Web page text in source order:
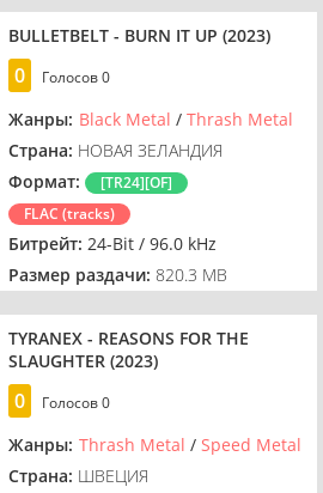
BULLETBELT - BURN IT UP (2023)
0 Голосов0
Жанры: Black Metal / Thrash Metal
Страна: НОВАЯ ЗЕЛАНДИЯ
Формат:
[TR24][OF]
FLAC (tracks)
Битрейт: 24-Bit / 96.0 kHz
Размер раздачи: 820.3 MB
TYRANEX - REASONS FOR THE
SLAUGHTER (2023)
0 Голосов0
Жанры: Thrash Metal / Speed Metal
Страна: ШВЕЦИЯ